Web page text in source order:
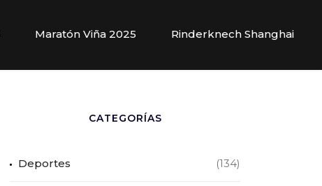
Maratón Viña 2025 Rinderknech Shanghai
CATEGORÍAS
Deportes (134)